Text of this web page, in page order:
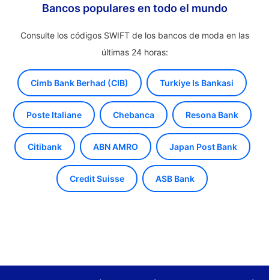
Bancos populares en todo el mundo
Consulte los códigos SWIFT de los bancos de moda en las
últimas 24 horas:
Cimb Bank Berhad (CIB) Turkiye Is Bankasi
Poste Italiane Chebanca Resona Bank
Citibank ABN AMRO Japan Post Bank
Credit Suisse ASB Bank